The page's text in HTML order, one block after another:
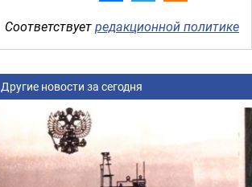
Соответствуетредакционной политике
Другие новости за сегодня